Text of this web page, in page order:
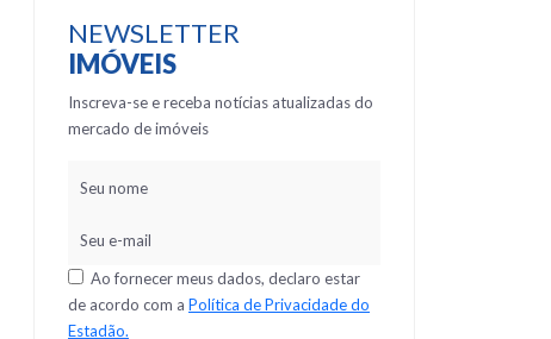
NEWSLETTER
IMÓVEIS
Inscreva-se e receba notícias atualizadas do
mercado de imóveis
Ao fornecer meus dados, declaro estar
de acordo com a Política de Privacidade do
Estadão.